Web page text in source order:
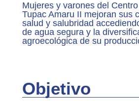
Mujeres y varones del
Tupac Amaru II mejoran sus
salud y salubridad
de agua segura y la
agroecológica de su
Objetivo